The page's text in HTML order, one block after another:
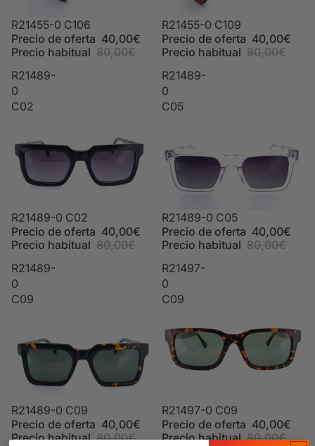
Oferta
R21455-0 C106
Precio de oferta 40,00€
Precio habitual 80,00€
Oferta
R21455-0 C109
Precio de oferta 40,00€
Precio habitual 80,00€
R21489-
0
C02
Oferta
R21489-0 C02
Precio de oferta 40,00€
Precio habitual 80,00€
R21489-
0
C05
Oferta
R21489-0 C05
Precio de oferta 40,00€
Precio habitual 80,00€
R21489-
0
C09
Oferta
R21489-0 C09
Precio de oferta 40,00€
Precio habitual 80,00€
R21497-
0
C09
Oferta
R21497-0 C09
Precio de oferta 40,00€
Precio habitual 80,00€